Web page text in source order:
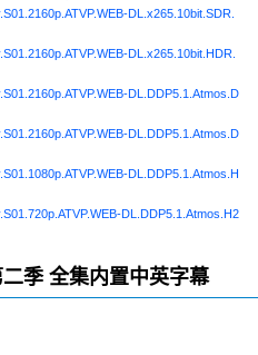
DL.x265.10bit.SDR.
DL.x265.10bit.HDR.
DL.DDP5.1.Atmos.D
DL.DDP5.1.Atmos.D
DL.DDP5.1.Atmos.H
DL.DDP5.1.Atmos.H2
季 全集内置中英字幕